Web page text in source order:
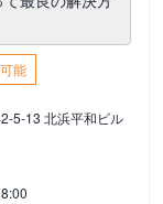
能
5-13 北浜平和ビル